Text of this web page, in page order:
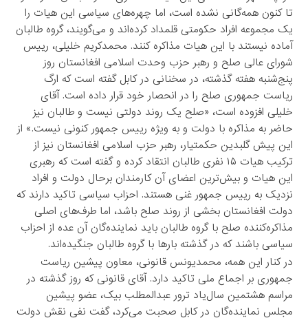
تا کنون همه‌گانی نشده است، اما چهره‌های سیاسی این هیات را
یک مجموعه افراد حکومتی قلمداد کرده‌اند و می‌گویند، گروه طالبان
آماده نیستند با این هیات مذاکره کنند. محمدکریم خلیلی، رییس
شورای عالی صلح و رهبر حزب وحدت اسلامی ‌افغانستان روز
پنج‌شنبه هفته گذشته، در سخنانی در کابل گفته است که ارگ
ریاست جمهوری صلح را در انحصار خود قرار داده است. آقای
خلیلی افزوده است، «صلح یک روند دولتی نیست و طالبان نیز
حاضر به مذاکره با دولت و به ویژه رییس جمهور کنونی نیست.» از
این پیش گلبدین حکمتیار، رهبر حزب اسلامی ‌افغانستان نیز از
ترکیب هیات ۱۵ نفری طالبان انتقاد کرده و گفته است که رهبری
این هیات و بیش‌ترین اعضای آن کارمندان برحال دولت و افراد
نزدیک به رییس جمهور غنی هستند. احزاب سیاسی تاکید دارند که
دولت افغانستان بخشی از روند صلح باشد، اما طرف‌های اصلی
مذاکره‌کننده صلح با گروه طالبان باید نماینده‌گان آن عده از احزاب
سیاسی باشند که در گذشته بارها با گروه طالبان جنگیده‌اند.
در کنار این همه، محمدیونس قانونی، معاون پیشین ریاست
جمهوری بر اجماع ملی تاکید دارد. آقای قانونی که روز گذشته در
مراسم هشتمین سال‌یاد ترور عبدالمطلب بیک، عضو پیشین
مجلس نماینده‌گان در کابل صحبت می‌کرد، گفت نفی نقش دولت